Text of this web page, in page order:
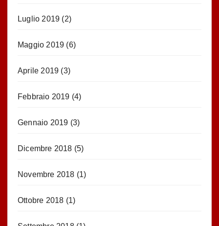
Luglio 2019 (2)
Maggio 2019 (6)
Aprile 2019 (3)
Febbraio 2019 (4)
Gennaio 2019 (3)
Dicembre 2018 (5)
Novembre 2018 (1)
Ottobre 2018 (1)